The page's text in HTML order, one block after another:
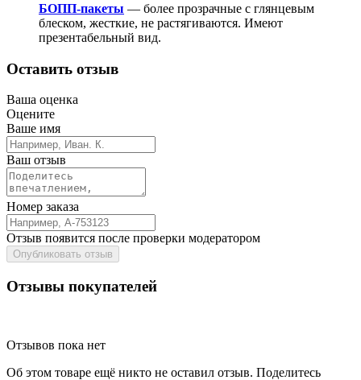
БОПП-пакеты — более прозрачные с глянцевым
блеском, жесткие, не растягиваются. Имеют
презентабельный вид.
Оставить отзыв
Ваша оценка
Оцените
Ваше имя
Ваш отзыв
Номер заказа
Отзыв появится после проверки модератором
Опубликовать отзыв
Отзывы покупателей
Отзывов пока нет
Об этом товаре ещё никто не оставил отзыв. Поделитесь